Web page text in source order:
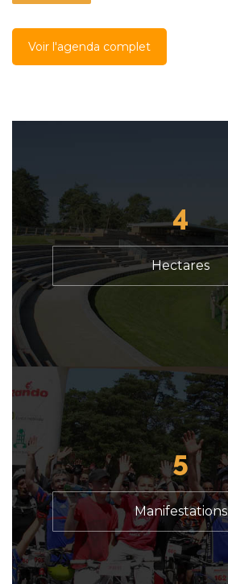
Voir l'agenda complet
4
Hectares
5
Manifestations